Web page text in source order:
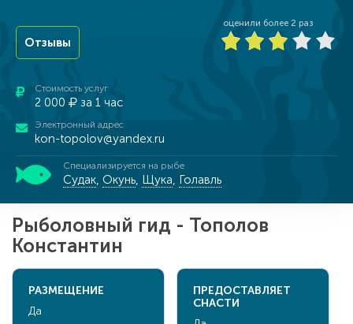
Отзывы
оценили более 2 раз
Стоимость услуг
2 000 за 1 час
Электронный адрес
kon-topolov@yandex.ru
Специализируется на рыбе
Судак, Окунь, Щука, Голавль
Рыболовный гид - Тополов
Константин
РАЗМЕЩЕНИЕ
Да
ПРЕДОСТАВЛЯЕТ
СНАСТИ